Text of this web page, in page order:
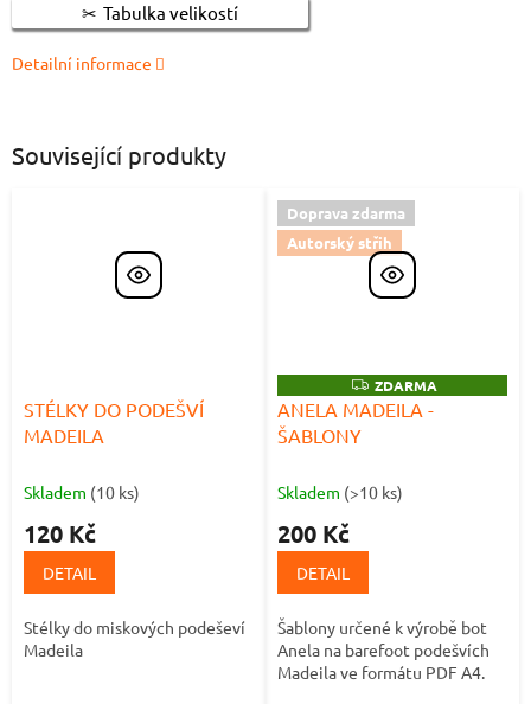
Tabulka velikostí
Detailní informace
Související produkty
STÉLKY DO PODEŠVÍ
MADEILA
Skladem (10 ks)
120 Kč
DETAIL
Stélky do miskových podeševí
Madeila
Doprava zdarma
Autorský střih
Z
D
A
ZDARMA
ANELA MADEILA -
ŠABLONY
Skladem (>10 ks)
200 Kč
DETAIL
Šablony určené k výrobě bot
Anela na barefoot podešvích
Madeila ve formátu PDF A4.